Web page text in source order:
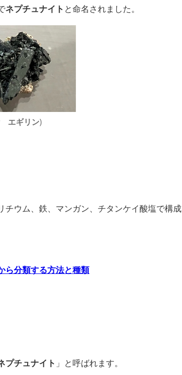
ネプチュナイト と命名されました。
エギリン)
チウム、鉄、マンガン、チタンケイ酸塩で構成
ら分類する方法と種類
プチュナイト 」と呼ばれます。